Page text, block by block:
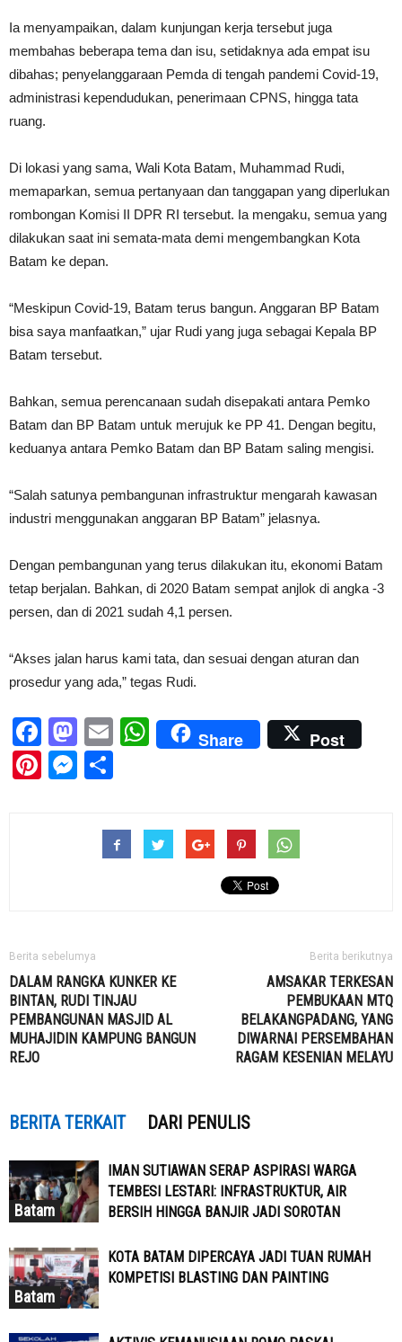
Ia menyampaikan, dalam kunjungan kerja tersebut juga
membahas beberapa tema dan isu, setidaknya ada empat isu
dibahas; penyelanggaraan Pemda di tengah pandemi Covid-19,
administrasi kependudukan, penerimaan CPNS, hingga tata
ruang.
Di lokasi yang sama, Wali Kota Batam, Muhammad Rudi,
memaparkan, semua pertanyaan dan tanggapan yang diperlukan
rombongan Komisi II DPR RI tersebut. Ia mengaku, semua yang
dilakukan saat ini semata-mata demi mengembangkan Kota
Batam ke depan.
“Meskipun Covid-19, Batam terus bangun. Anggaran BP Batam
bisa saya manfaatkan,” ujar Rudi yang juga sebagai Kepala BP
Batam tersebut.
Bahkan, semua perencanaan sudah disepakati antara Pemko
Batam dan BP Batam untuk merujuk ke PP 41. Dengan begitu,
keduanya antara Pemko Batam dan BP Batam saling mengisi.
“Salah satunya pembangunan infrastruktur mengarah kawasan
industri menggunakan anggaran BP Batam” jelasnya.
Dengan pembangunan yang terus dilakukan itu, ekonomi Batam
tetap berjalan. Bahkan, di 2020 Batam sempat anjlok di angka -3
persen, dan di 2021 sudah 4,1 persen.
“Akses jalan harus kami tata, dan sesuai dengan aturan dan
prosedur yang ada,” tegas Rudi.
Facebook
Mastodon
EmailWhatsApp
Share Post
Pinterest
Messenger
Berita sebelumya
DALAM RANGKA KUNKER KE
BINTAN, RUDI TINJAU
PEMBANGUNAN MASJID AL
MUHAJIDIN KAMPUNG BANGUN
REJO
Berita berikutnya
AMSAKAR TERKESAN
PEMBUKAAN MTQ
BELAKANGPADANG, YANG
DIWARNAI PERSEMBAHAN
RAGAM KESENIAN MELAYU
BERITA TERKAIT DARI PENULIS
Batam
IMAN SUTIAWAN SERAP ASPIRASI WARGA
TEMBESI LESTARI: INFRASTRUKTUR, AIR
BERSIH HINGGA BANJIR JADI SOROTAN
Batam
KOTA BATAM DIPERCAYA JADI TUAN RUMAH
KOMPETISI BLASTING DAN PAINTING